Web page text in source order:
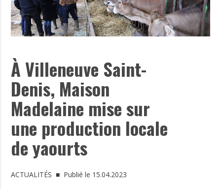
À Villeneuve Saint-
Denis, Maison
Madelaine mise sur
une production locale
de yaourts
ACTUALITÉS ■ Publié le 15.04.2023